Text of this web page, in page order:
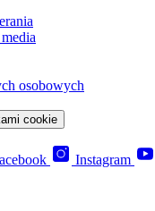
osobowych
cookie
Instagram